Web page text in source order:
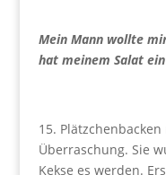
Mein Mann wollte
hat meinem Salat
15.
Überraschung. Sie
Kekse es werden.